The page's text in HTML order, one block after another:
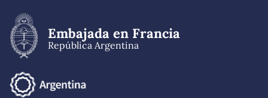
contenido
principal
Embajada en Francia
República Argentina